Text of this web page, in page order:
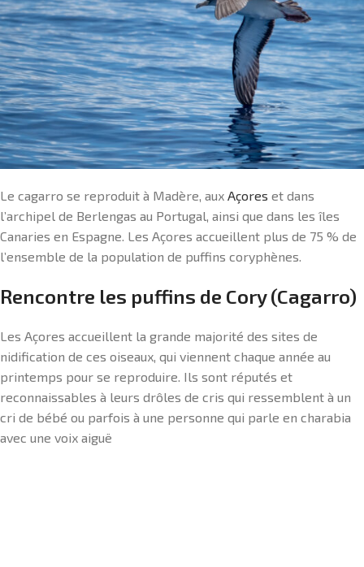
Le cagarro se reproduit à Madère, aux Açores et dans
l’archipel de Berlengas au Portugal, ainsi que dans les îles
Canaries en Espagne. Les Açores accueillent plus de 75 % de
l’ensemble de la population de puffins coryphènes.
Rencontre les puffins de Cory (Cagarro)
Les Açores accueillent la grande majorité des sites de
nidification de ces oiseaux, qui viennent chaque année au
printemps pour se reproduire. Ils sont réputés et
reconnaissables à leurs drôles de cris qui ressemblent à un
cri de bébé ou parfois à une personne qui parle en charabia
avec une voix aiguë